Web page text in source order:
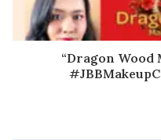
“Dragon Wood